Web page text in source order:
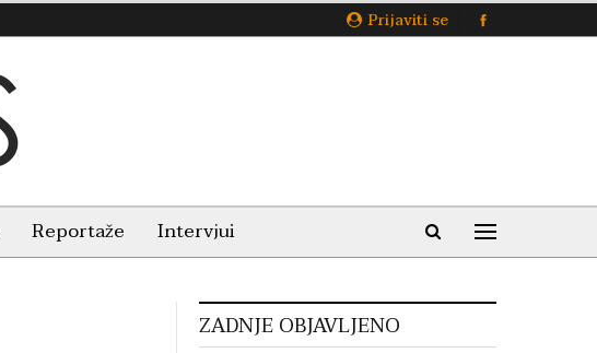
Prijaviti se
Reportaže Intervjui
ZADNJE OBJAVLJENO